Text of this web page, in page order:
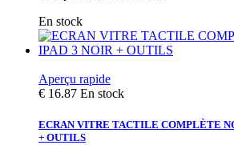
En stock
Aperçu rapide
€ 16.87 En stock
ECRAN VITRE TACTILE COMPLÈTE
+ OUTILS